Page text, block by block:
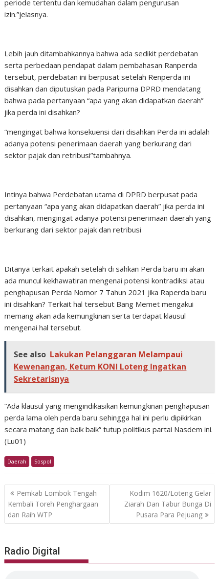
periode tertentu dan kemudahan dalam pengurusan
izin.”jelasnya.
Lebih jauh ditambahkannya bahwa ada sedikit perdebatan
serta perbedaan pendapat dalam pembahasan Ranperda
tersebut, perdebatan ini berpusat setelah Renperda ini
disahkan dan diputuskan pada Paripurna DPRD mendatang
bahwa pada pertanyaan “apa yang akan didapatkan daerah”
jika perda ini disahkan?
“mengingat bahwa konsekuensi dari disahkan Perda ini adalah
adanya potensi penerimaan daerah yang berkurang dari
sektor pajak dan retribusi”tambahnya.
Intinya bahwa Perdebatan utama di DPRD berpusat pada
pertanyaan “apa yang akan didapatkan daerah” jika perda ini
disahkan, mengingat adanya potensi penerimaan daerah yang
berkurang dari sektor pajak dan retribusi
Ditanya terkait apakah setelah di sahkan Perda baru ini akan
ada muncul kekhawatiran mengenai potensi kontradiksi atau
penghapusan Perda Nomor 7 Tahun 2021 jika Raperda baru
ini disahkan? Terkait hal tersebut Bang Memet mengakui
memang akan ada kemungkinan serta terdapat klausul
mengenai hal tersebut.
See also Lakukan Pelanggaran Melampaui
Kewenangan, Ketum KONI Loteng Ingatkan
Sekretarisnya
“Ada klausul yang mengindikasikan kemungkinan penghapusan
perda lama oleh perda baru sehingga hal ini perlu dipikirkan
secara matang dan baik baik” tutup politikus partai Nasdem ini.
(Lu01)
Daerah Sospol
Post
navigation
Pemkab Lombok Tengah
Kembali Toreh Penghargaan
dan Raih WTP
Kodim 1620/Loteng Gelar
Ziarah Dan Tabur Bunga Di
Pusara Para Pejuang
Radio Digital